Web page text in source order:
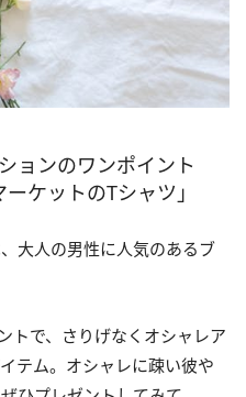
ョンのワンポイント
ケットのTシャツ」
大人の男性に人気のあるブ
トで、さりげなくオシャレア
テム。オシャレに疎い彼や